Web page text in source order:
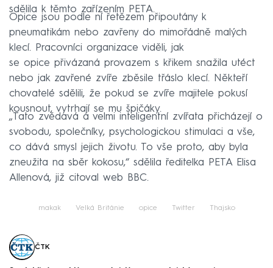
sdělila k těmto zařízením PETA.
Opice jsou podle ní řetězem připoutány k
pneumatikám nebo zavřeny do mimořádně malých
klecí. Pracovníci organizace viděli, jak
se opice přivázaná provazem s křikem snažila utéct
nebo jak zavřené zvíře zběsile třáslo klecí. Někteří
chovatelé sdělili, že pokud se zvíře majitele pokusí
kousnout, vytrhají se mu špičáky.
„Tato zvědavá a velmi inteligentní zvířata přicházejí o
svobodu, společníky, psychologickou stimulaci a vše,
co dává smysl jejich životu. To vše proto, aby byla
zneužita na sběr kokosu,“ sdělila ředitelka PETA Elisa
Allenová, již citoval web BBC.
makak Velká Británie opice Twitter Thajsko
ČTK